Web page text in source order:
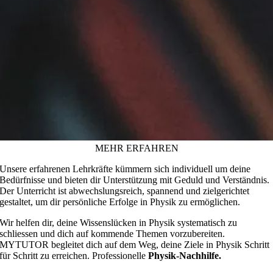
MEHR ERFAHREN
Unsere erfahrenen Lehrkräfte kümmern sich individuell um deine
Bedürfnisse und bieten dir Unterstützung mit Geduld und Verständnis.
Der Unterricht ist abwechslungsreich, spannend und zielgerichtet
gestaltet, um dir persönliche Erfolge in Physik zu ermöglichen.
Wir helfen dir, deine Wissenslücken in Physik systematisch zu
schliessen und dich auf kommende Themen vorzubereiten.
MYTUTOR begleitet dich auf dem Weg, deine Ziele in Physik Schritt
für Schritt zu erreichen. ProfessionellePhysik-Nachhilfe.